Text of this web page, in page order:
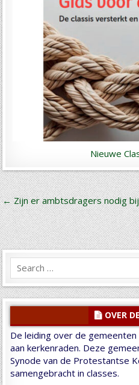
Nieuwe
Bericht
navigatie
← Zijn er ambtsdragers nodig
Search
for:
OVER
De leiding over de
aan kerkenraden. Deze
Synode van de Protestantse
samengebracht in classes.